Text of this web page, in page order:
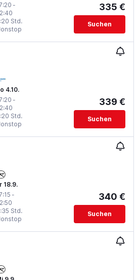
-
Std.
335 €
Suchen
4.10.
-
Std.
339 €
Suchen
18.9.
-
Std.
340 €
Suchen